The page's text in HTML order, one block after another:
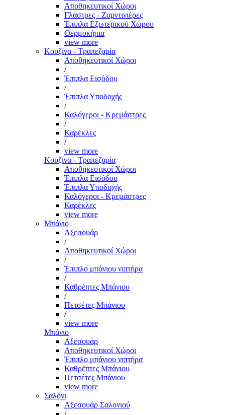
Αποθηκευτικοί Χώροι
Γλάστρες - Ζαρντινιέρες
Έπιπλα Εξωτερικού Χώρου
Θερμοκήπια
view more
Κουζίνα - Τραπεζαρία
Αποθηκευτικοί Χώροι
/
Έπιπλα Εισόδου
/
Έπιπλα Υποδοχής
/
Καλόγεροι - Κρεμάστρες
/
Καρέκλες
/
view more
Κουζίνα - Τραπεζαρία
Αποθηκευτικοί Χώροι
Έπιπλα Εισόδου
Έπιπλα Υποδοχής
Καλόγεροι - Κρεμάστρες
Καρέκλες
view more
Μπάνιο
Αξεσουάρ
/
Αποθηκευτικοί Χώροι
/
Έπιπλο μπάνιου νιπτήρα
/
Καθρέπτες Μπάνιου
/
Πετσέτες Μπάνιου
/
view more
Μπάνιο
Αξεσουάρ
Αποθηκευτικοί Χώροι
Έπιπλο μπάνιου νιπτήρα
Καθρέπτες Μπάνιου
Πετσέτες Μπάνιου
view more
Σαλόνι
Αξεσουάρ Σαλονιού